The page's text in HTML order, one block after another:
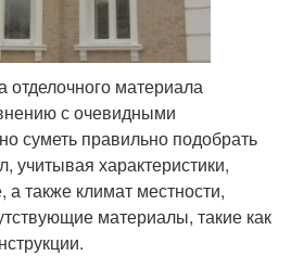
отделочного материала
с очевидными
суметь правильно подобрать
учитывая характеристики,
а также климат местности,
материалы, такие как